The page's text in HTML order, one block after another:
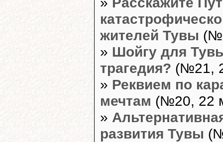
жителей Тувы
» Шойгу для
трагедия? (№21,
» Реквием по
мечтам (№20, 22
»
развития Тувы